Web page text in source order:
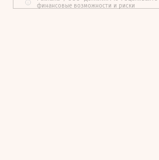
финансовые возможности и риски